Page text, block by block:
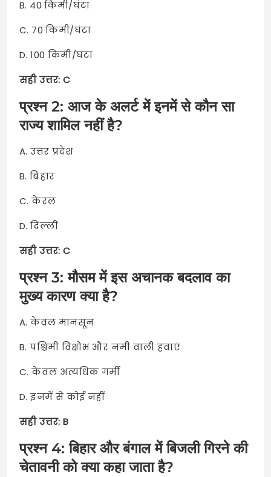
B. 40 किमी/घंटा
C. 70 किमी/घंटा
D. 100 किमी/घंटा
सही उत्तर: C
प्रश्न 2: आज के अलर्ट में इनमें से कौन सा
राज्य शामिल नहीं है?
A. उत्तर प्रदेश
B. बिहार
C. केरल
D. दिल्ली
सही उत्तर: C
प्रश्न 3: मौसम में इस अचानक बदलाव का
मुख्य कारण क्या है?
A. केवल मानसून
B. पश्चिमी विक्षोभ और नमी वाली हवाएं
C. केवल अत्यधिक गर्मी
D. इनमें से कोई नहीं
सही उत्तर: B
प्रश्न 4: बिहार और बंगाल में बिजली गिरने की
चेतावनी को क्या कहा जाता है?